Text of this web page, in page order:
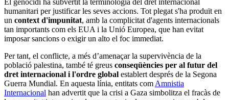
humanitari per justificar les seves accions. Tot plegat s'ha produït en
un context d'impunitat, amb la complicitat d'agents internacionals
tan importants com els EUA i la Unió Europea, que han evitat
imposar sancions o exigir un alto el foc immediat​.
Per tant, el conflicte, a més d’amenaçar la supervivència de la
població palestina, també té greus conseqüències per al futur del
dret internacional i l'ordre global establert després de la Segona
Guerra Mundial. En aquesta línia, entitats com Amnistia
Internacional han advertit que la crisi a Gaza simbolitza el fracàs de